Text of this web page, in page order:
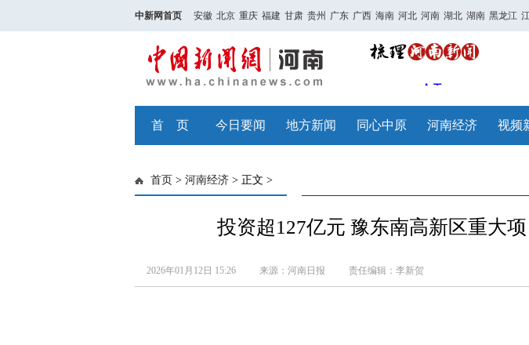
中新网首页 安徽 北京 重庆 福建 甘肃 贵州 广东 广西 海南 河北 河南 湖北 湖南 黑龙江
首 页 今日要闻 地方新闻 同心中原 河南经济 视频
首页 > 河南经济 > 正文 >
投资超127亿元 豫东南高新区重大
2026年01月12日 15:26 来源：河南日报 责任编辑：李新贺